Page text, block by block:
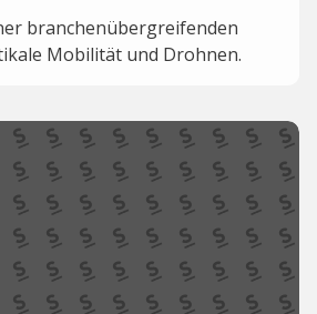
branchenübergreifenden
Mobilität und Drohnen.